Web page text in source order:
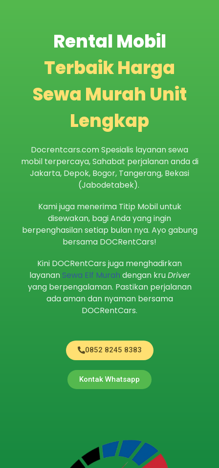
Rental Mobil
Terbaik Harga
Sewa Murah Unit
Lengkap
Docrentcars.com Spesialis layanan sewa
mobil terpercaya, Sahabat perjalanan anda di
Jakarta, Depok, Bogor, Tangerang, Bekasi
(Jabodetabek).
Kami juga menerima Titip Mobil untuk
disewakan, bagi Anda yang ingin
berpenghasilan setiap bulan nya. Ayo gabung
bersama DOCRentCars!
Kini DOCRentCars juga menghadirkan
layanan Sewa Elf Murah dengan kruDriver
yang berpengalaman. Pastikan perjalanan
ada aman dan nyaman bersama
DOCRentCars.
0852 8245 8383
Kontak Whatsapp